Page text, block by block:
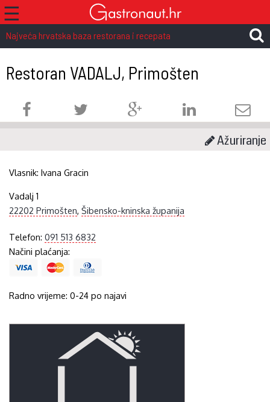
☰
Najveća hrvatska baza restorana i recepata
Restoran VADALJ, Primošten
Ažuriranje
Vlasnik:Ivana Gracin
Vadalj 1
22202 Primošten,Šibensko-kninska županija
Telefon:091 513 6832
Načini plaćanja:
Radno vrijeme: 0-24 po najavi